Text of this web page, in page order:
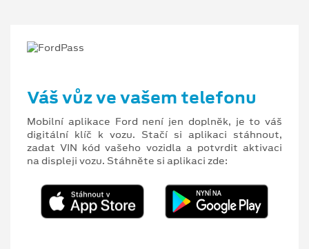
Váš vůz ve vašem telefonu
Mobilní aplikace Ford není jen doplněk, je to váš
digitální klíč k vozu. Stačí si aplikaci stáhnout,
zadat VIN kód vašeho vozidla a potvrdit aktivaci
na displeji vozu. Stáhněte si aplikaci zde: